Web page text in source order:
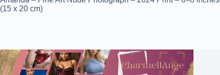
(15 x 20 cm)